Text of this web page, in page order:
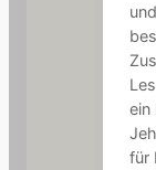
ein
für